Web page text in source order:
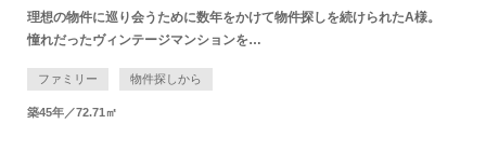
理想の物件に巡り会うために数年をかけて物件探しを続けられたA様。
憧れだったヴィンテージマンションを…
ファミリー 物件探しから
築45年／72.71㎡